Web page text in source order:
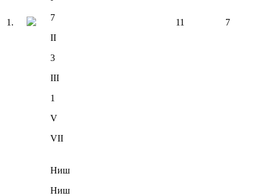
1 .
7
II
3
III
1
V
VII
11 7
Ниш
Ниш